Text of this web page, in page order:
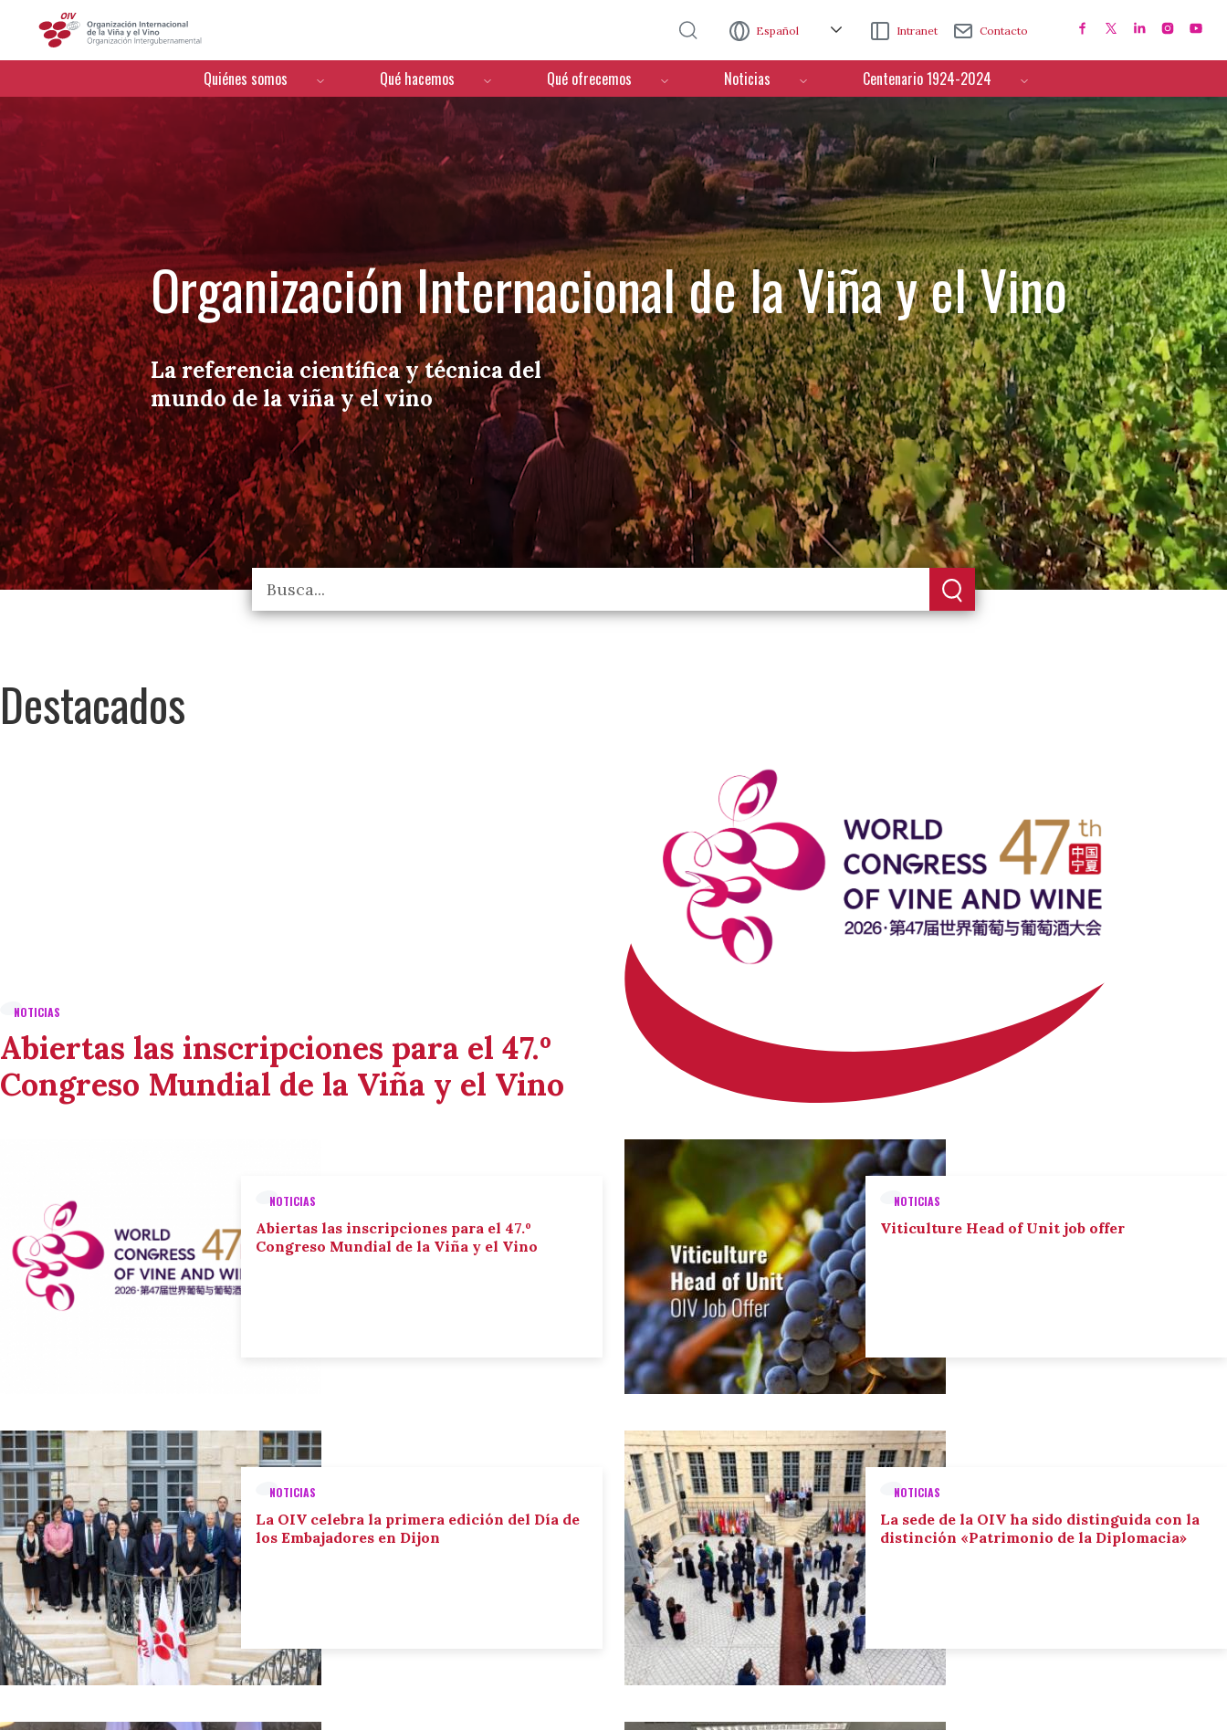
Español Intranet Contacto
Menú de navegación
Quiénes somos Qué hacemos Qué ofrecemos Noticias Centenario 1924-2024
Organización Internacional de la Viña y el Vino
La referencia científica y técnica del
mundo de la viña y el vino
Destacados
NOTICIAS
Abiertas las inscripciones para el 47.º
Congreso Mundial de la Viña y el Vino
NOTICIAS
Abiertas las inscripciones para el 47.º
Congreso Mundial de la Viña y el Vino
NOTICIAS
Viticulture Head of Unit job offer
NOTICIAS
La OIV celebra la primera edición del Día de
los Embajadores en Dijon
NOTICIAS
La sede de la OIV ha sido distinguida con la
distinción «Patrimonio de la Diplomacia»